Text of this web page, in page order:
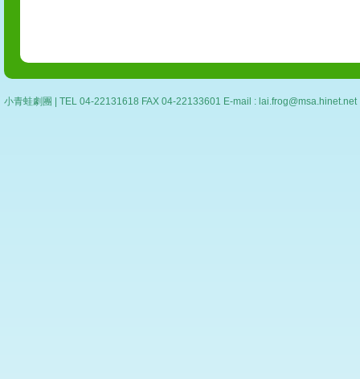
小青蛙劇團 | TEL 04-22131618 FAX 04-22133601 E-mail : lai.frog@msa.hinet.net